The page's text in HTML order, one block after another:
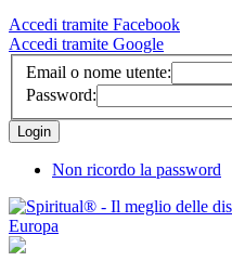
Accedi tramite Facebook
Accedi tramite Google
Email o nome utente:
Password:
Non ricordo la password